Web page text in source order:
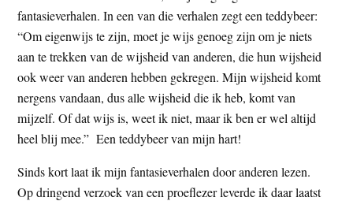
i
t
e
fantasieverhalen. In een van die verhalen zegt een teddybeer:
“Om eigenwijs te zijn, moet je wijs genoeg zijn om je niets
aan te trekken van de wijsheid van anderen, die hun wijsheid
ook weer van anderen hebben gekregen. Mijn wijsheid komt
nergens vandaan, dus alle wijsheid die ik heb, komt van
mijzelf. Of dat wijs is, weet ik niet, maar ik ben er wel altijd
heel blij mee.” Een teddybeer van mijn hart!
Sinds kort laat ik mijn fantasieverhalen door anderen lezen.
Op dringend verzoek van een proeflezer leverde ik daar laatst